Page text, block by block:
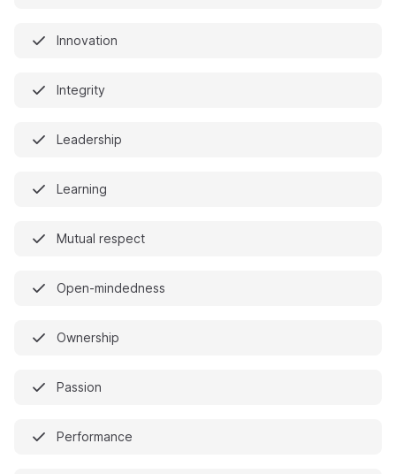
Innovation
Integrity
Leadership
Learning
Mutual respect
Open-mindedness
Ownership
Passion
Performance